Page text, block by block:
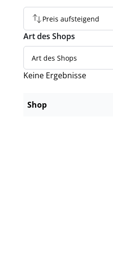
Preis aufsteigend
Art des Shops
Art des Shops
Keine Ergebnisse
Shop